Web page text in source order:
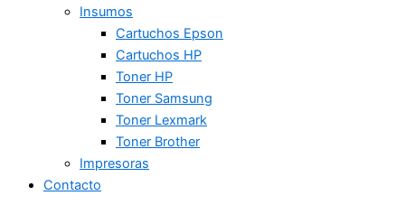
Insumos
Cartuchos Epson
Cartuchos HP
Toner HP
Toner Samsung
Toner Lexmark
Toner Brother
Impresoras
Contacto